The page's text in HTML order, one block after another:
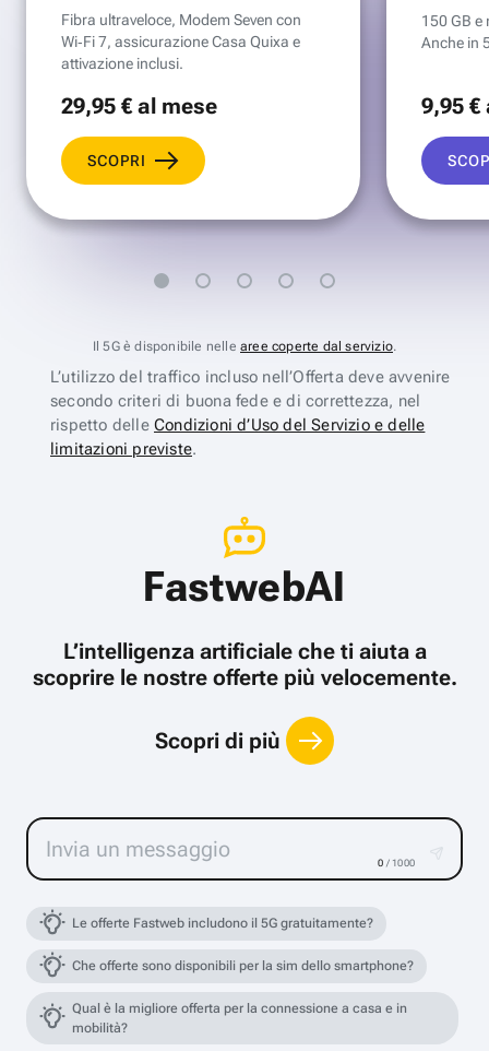
Fibra ultraveloce, Modem Seven con
Wi‑Fi 7, assicurazione Casa Quixa e
attivazione inclusi.
29,95 €al mese
SCOPRI
150 GB e
Anche in
9,95 €
Il 5G è disponibile nelle aree coperte dal servizio.
L’utilizzo del traffico incluso nell’Offerta deve avvenire
secondo criteri di buona fede e di correttezza, nel
rispetto delle Condizioni d’Uso del Servizio e delle
limitazioni previste.
FastwebAI
L’intelligenza artificiale che ti aiuta a
scoprire le nostre offerte più velocemente.
Scopri di più
0 / 1000
Le offerte Fastweb includono il 5G gratuitamente?
Che offerte sono disponibili per la sim dello smartphone?
Qual è la migliore offerta per la connessione a casa e in
mobilità?